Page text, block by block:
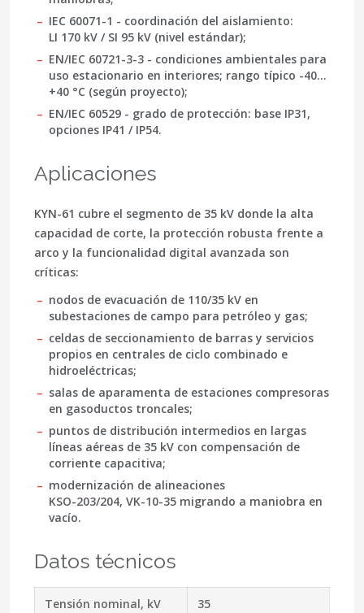
IEC 60071-1 - coordinación del aislamiento:
LI 170 kV / SI 95 kV (nivel estándar);
EN/IEC 60721-3-3 - condiciones ambientales para
uso estacionario en interiores; rango típico -40…
+40 °C (según proyecto);
EN/IEC 60529 - grado de protección: base IP31,
opciones IP41 / IP54.
Aplicaciones
KYN-61 cubre el segmento de 35 kV donde la alta
capacidad de corte, la protección robusta frente a
arco y la funcionalidad digital avanzada son
críticas:
nodos de evacuación de 110/35 kV en
subestaciones de campo para petróleo y gas;
celdas de seccionamiento de barras y servicios
propios en centrales de ciclo combinado e
hidroeléctricas;
salas de aparamenta de estaciones compresoras
en gasoductos troncales;
puntos de distribución intermedios en largas
líneas aéreas de 35 kV con compensación de
corriente capacitiva;
modernización de alineaciones
KSO-203/204, VK-10-35 migrando a maniobra en
vacío.
Datos técnicos
Tensión nominal, kV 35